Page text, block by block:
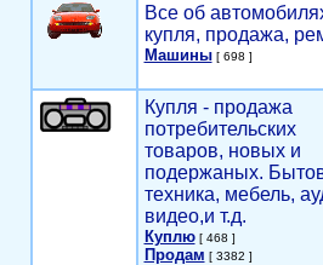
Все об
купля, продажа,
Машины[ 698 ]
Купля - продажа
потребительских
товаров, новых и
подержаных.
техника, мебель,
видео,и т.д.
Куплю[ 468 ]
Продам [ 3382 ]